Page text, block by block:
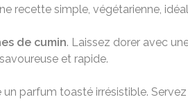
recette simple, végétarienne,
de cumin. Laissez dorer avec
et rapide.
parfum toasté irrésistible.